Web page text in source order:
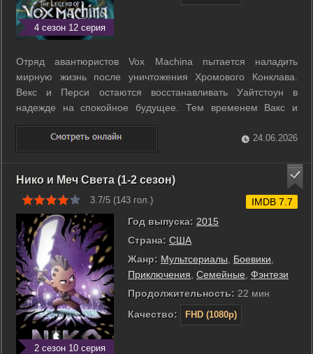
4 сезон 12 серия
Отряд авантюристов Vox Machina пытается наладить
мирную жизнь после уничтожения Хромового Конклава.
Векс и Перси остаются восстанавливать Уайтстоун в
надежде на спокойное будущее. Тем временем Вакс и
Кейлет погружаются в духовное путешествие, а Грог и Пайк
ищут новые приключения вдали от дома. Однако покой
длится недолго. Древнее зло восстает из ...
24.06.2026
Нико и Меч Света (1-2 сезон)
3.7/5 (143 гол.)
2 сезон 10 серия
Год выпуска: 2015
Страна: США
Жанр: Мультсериалы Боевики
Приключения Семейные Фэнтези
Продолжительность: 22 мин
Качество:
FHD (1080p)
IMDB 7.7